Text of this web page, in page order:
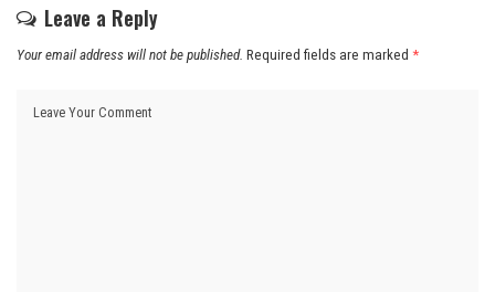
Leave a Reply
Your email address will not be published. Required fields are marked *